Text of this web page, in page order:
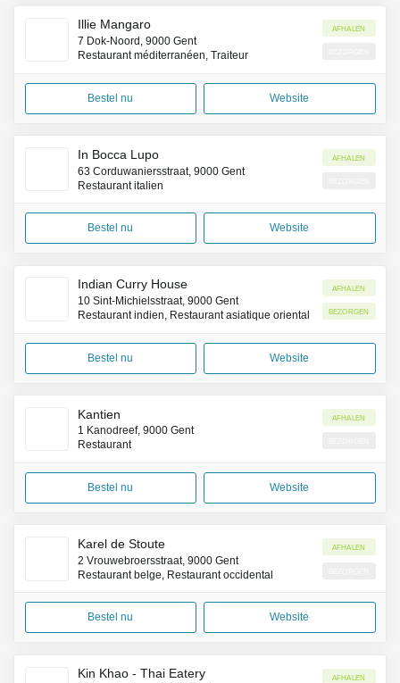
Illie Mangaro
7 Dok-Noord, 9000 Gent
Restaurant méditerranéen, Traiteur
Afhalen
Bestel nu Website
In Bocca Lupo
63 Corduwaniersstraat, 9000 Gent
Restaurant italien
Afhalen
Bestel nu Website
Indian Curry House
10 Sint-Michielsstraat, 9000 Gent
Restaurant indien, Restaurant asiatique oriental
Afhalen
Bezorgen
Bestel nu Website
Kantien
1 Kanodreef, 9000 Gent
Restaurant
Afhalen
Bestel nu Website
Karel de Stoute
2 Vrouwebroersstraat, 9000 Gent
Restaurant belge, Restaurant occidental
Afhalen
Bestel nu Website
Kin Khao - Thai Eatery Afhalen